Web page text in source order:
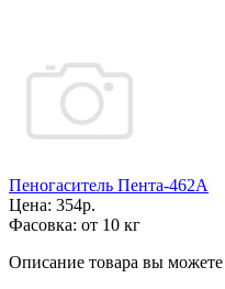
Пеногаситель Пента-462А
Цена: 354р.
Фасовка: от 10 кг
Описание товара вы